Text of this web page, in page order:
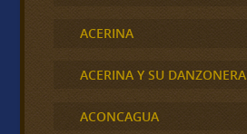
ACERINA
ACERINA Y SU DANZONERA
ACONCAGUA